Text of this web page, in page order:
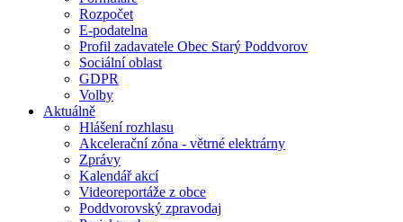
Rozpočet
E-podatelna
Profil zadavatele Obec Starý Poddvorov
Sociální oblast
GDPR
Volby
Aktuálně
Hlášení rozhlasu
Akcelerační zóna - větrné elektrárny
Zprávy
Kalendář akcí
Videoreportáže z obce
Poddvorovský zpravodaj